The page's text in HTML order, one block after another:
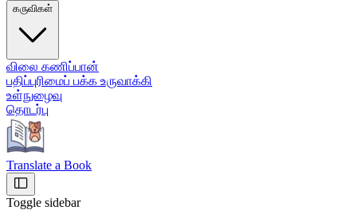
கருவிகள்
விலை கணிப்பான்
பதிப்புரிமைப் பக்க உருவாக்கி
உள்நுழைவு
தொடர்பு
Translate a Book
Toggle sidebar